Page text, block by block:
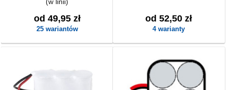
od 49,95 zł
25 wariantów
od 52,50 zł
4 warianty